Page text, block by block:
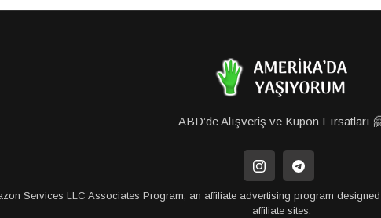
ABD’de Alışveriş ve Kupon Fırsatları
Services LLC Associates Program, an affiliate advertising program
affiliate sites.